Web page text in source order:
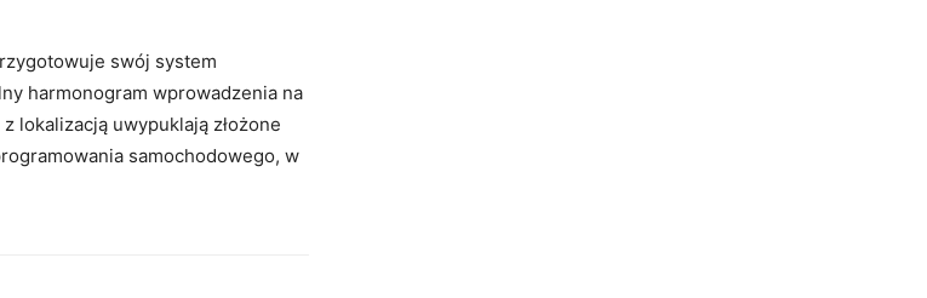
swój system
harmonogram wprowadzenia na
lokalizacją uwypuklają złożone
samochodowego, w